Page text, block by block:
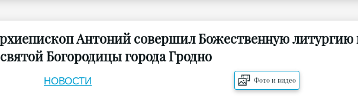
Антоний совершил Божественную литургию
Богородицы города Гродно
НОВОСТИ Фото и видео